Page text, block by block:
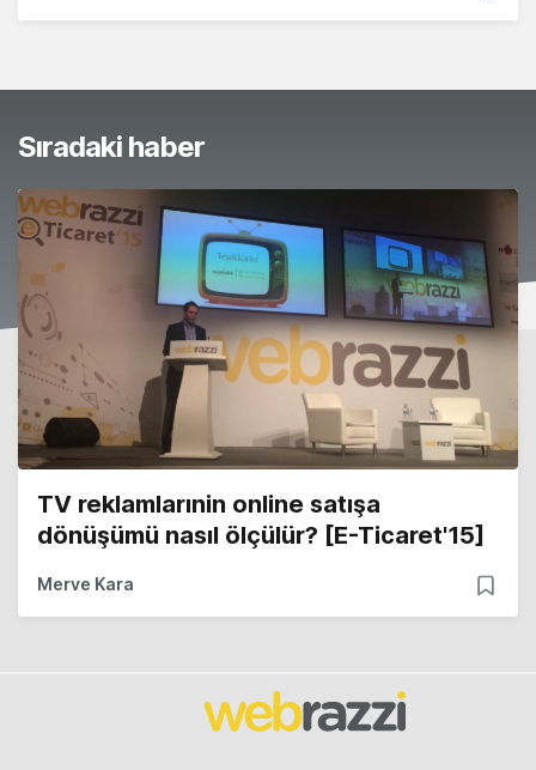
Sıradaki haber
TV reklamlarınin online satışa
dönüşümü nasıl ölçülür? [E-Ticaret'15]
Merve Kara